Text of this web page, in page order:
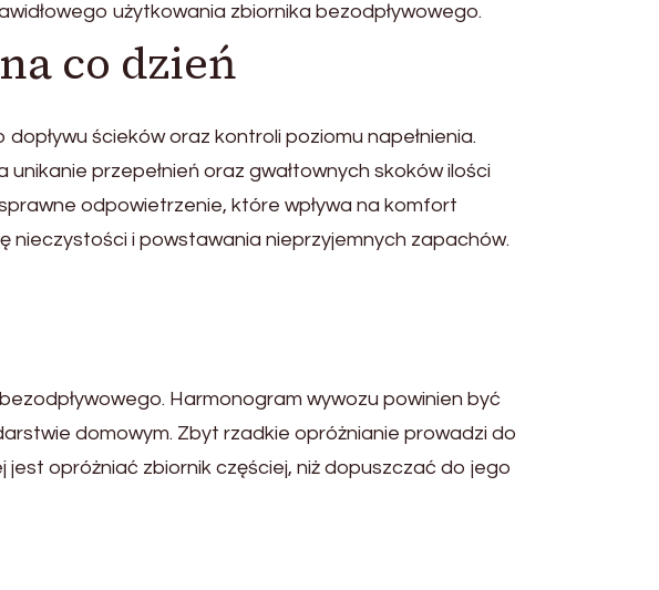
użytkowania zbiornika bezodpływowego.
co dzień
ścieków oraz kontroli poziomu napełnienia.
przepełnień oraz gwałtownych skoków ilości
odpowietrzenie, które wpływa na komfort
nieczystości i powstawania nieprzyjemnych zapachów.
Harmonogram wywozu powinien być
domowym. Zbyt rzadkie opróżnianie prowadzi do
opróżniać zbiornik częściej, niż dopuszczać do jego